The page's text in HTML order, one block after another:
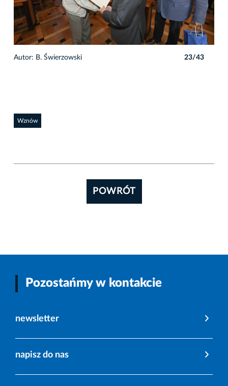
Autor: B. Świerzowski 23/43
Wznów
POWRÓT
Pozostańmy w kontakcie
newsletter
napisz do nas